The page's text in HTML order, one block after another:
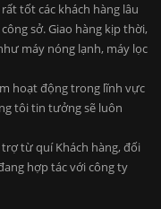
tốt các khách hàng lâu
sở. Giao hàng kịp thời,
máy nóng lạnh, máy lọc
hoạt động trong lĩnh vực
tôi tin tưởng sẽ luôn
từ quí Khách hàng, đối
hợp tác với công ty